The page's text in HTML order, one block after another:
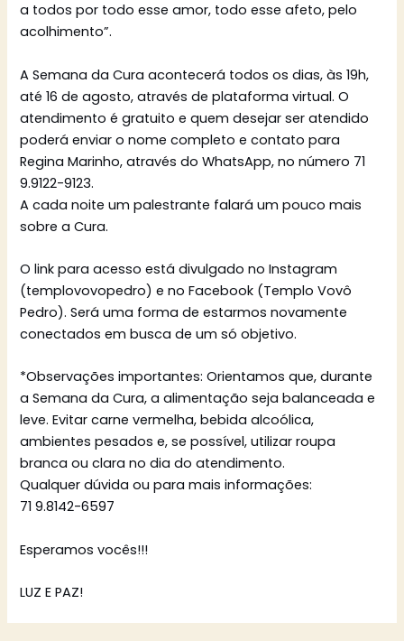
a todos por todo esse amor, todo esse afeto, pelo
acolhimento”.
A Semana da Cura acontecerá todos os dias, às 19h,
até 16 de agosto, através de plataforma virtual. O
atendimento é gratuito e quem desejar ser atendido
poderá enviar o nome completo e contato para
Regina Marinho, através do WhatsApp, no número 71
9.9122-9123.
A cada noite um palestrante falará um pouco mais
sobre a Cura.
O link para acesso está divulgado no Instagram
(templovovopedro) e no Facebook (Templo Vovô
Pedro). Será uma forma de estarmos novamente
conectados em busca de um só objetivo.
*Observações importantes: Orientamos que, durante
a Semana da Cura, a alimentação seja balanceada e
leve. Evitar carne vermelha, bebida alcoólica,
ambientes pesados e, se possível, utilizar roupa
branca ou clara no dia do atendimento.
Qualquer dúvida ou para mais informações:
71 9.8142-6597
Esperamos vocês!!!
LUZ E PAZ!